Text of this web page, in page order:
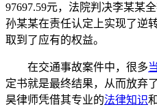
97697.59元，法院判决李某某
孙某某在责任认定上实现了逆
取到了应有的权益。
在交通事故案件中，很多
定书就是最终结果，从而放弃
昊律师凭借其专业的法律知识